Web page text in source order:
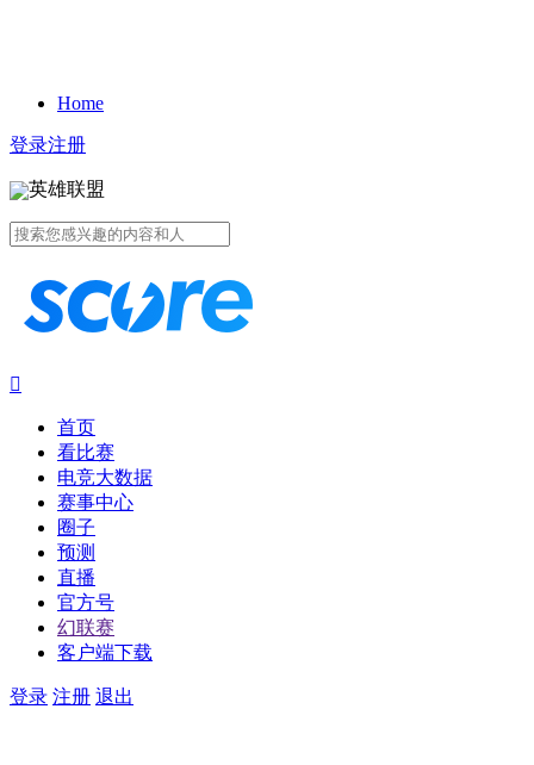
Home
登录注册
英雄联盟

首页
看比赛
电竞大数据
赛事中心
圈子
预测
直播
官方号
幻联赛
客户端下载
登录 注册 退出